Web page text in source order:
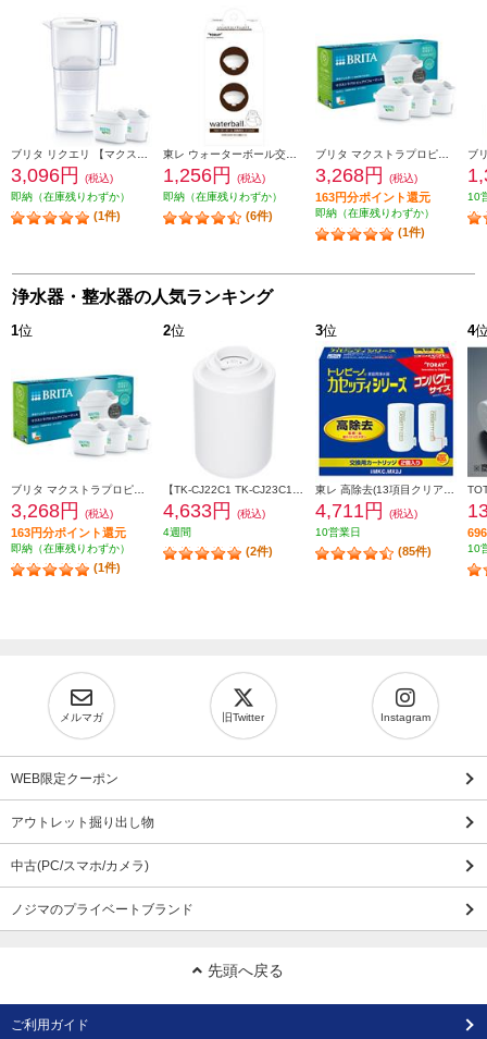
3,096円
(税込)
即納（在庫残りわずか）
(1件)
1,256円
(税込)
即納（在庫残りわずか）
(6件)
3,268円 (税込)
163円分ポイント還元
即納（在庫残りわずか）
(1件)
10
浄水器・整水器の人気ランキング
1位
3,268円 (税込)
163円分ポイント還元
即納（在庫残りわずか）
(1件)
2位
4,633円
(税込)
4週間
(2件)
3位
4,711円
(税込)
10営業日
(85件)
4
10
メルマガ 旧Twitter Instagram
WEB限定クーポン
アウトレット掘り出し物
中古(PC/スマホ/カメラ)
ノジマのプライベートブランド
先頭へ戻る
ご利用ガイド